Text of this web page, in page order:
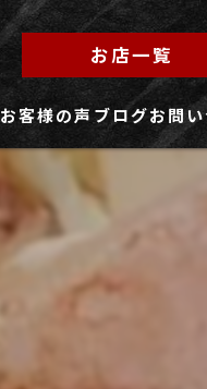
お店一覧
お客様の声 ブログお問